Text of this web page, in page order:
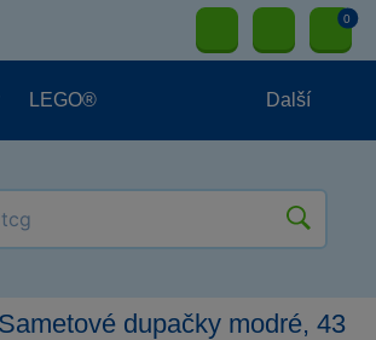
0
LEGO® Další
dupačky modré, 43